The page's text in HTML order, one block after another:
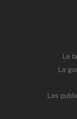
Le
La
Les